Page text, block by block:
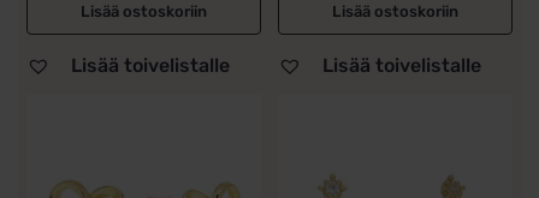
Lisää ostoskoriin
Lisää toivelistalle
Lisää ostoskoriin
Lisää toivelistalle